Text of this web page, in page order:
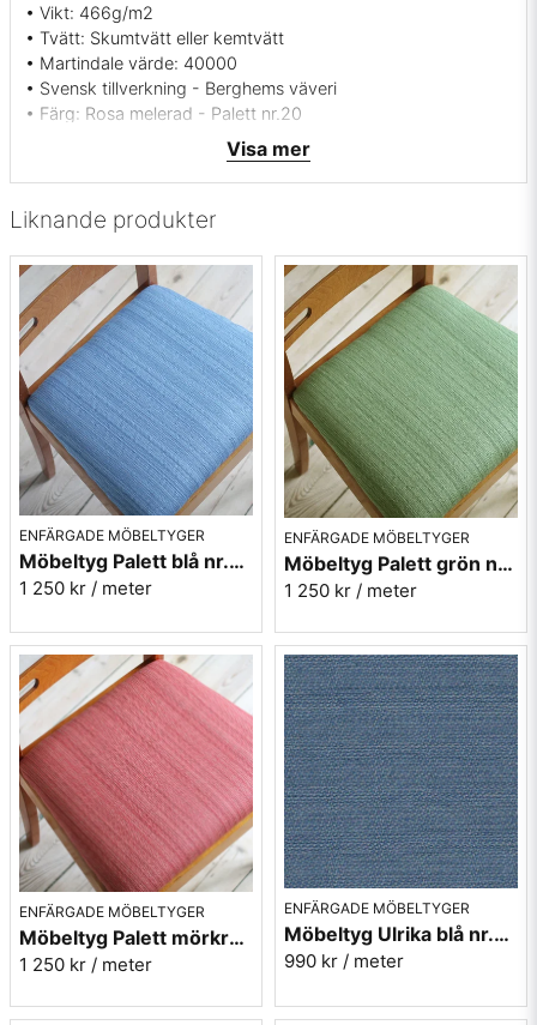
Liknande produkter
ENFÄRGADE MÖBELTYGER
Möbeltyg Palett blå nr.50 - Carl Malmstens-kvalitet
1 250 kr / meter
ENFÄRGADE MÖBELTYGER
Möbeltyg Palett grön nr.70 - Carl Malmstens-kvalitet
1 250 kr / meter
ENFÄRGADE MÖBELTYGER
Möbeltyg Palett mörkrosa nr.31 - Carl Malmstens-kvalitet
1 250 kr / meter
ENFÄRGADE MÖBELTYGER
Möbeltyg Ulrika blå nr.51 - Carl Malmstens-kvalitet
990 kr / meter
• Vikt: 466g/m2
• Tvätt: Skumtvätt eller kemtvätt
• Martindale värde: 40000
• Svensk tillverkning - Berghems väveri
• Färg: Rosa melerad - Palett nr.20
• Mönsterbild: tvärgående
• Beställningsvara, ingen returrätt
Vill du ha ett tygprov? maila mig på
Visa mer